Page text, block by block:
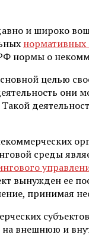
и широко
нормативных
нормы о
целью
они
среды
вынужден ее
принимая
на внешнюю и